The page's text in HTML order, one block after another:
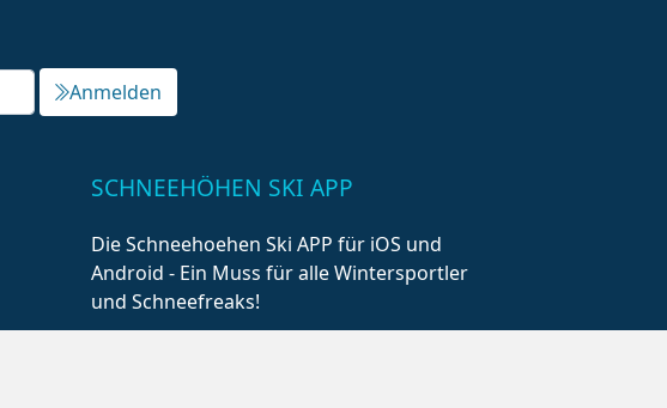
Anmelden
SCHNEEHÖHEN SKI APP
Die Schneehoehen Ski APP für iOS und
Android - Ein Muss für alle Wintersportler
und Schneefreaks!